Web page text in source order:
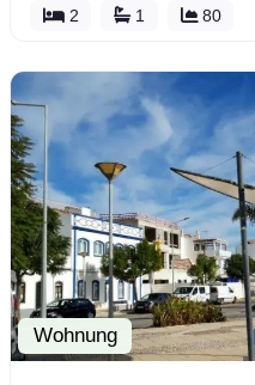
2 1 80
Wohnung